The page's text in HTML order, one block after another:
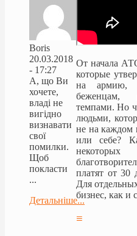
От начала
которые
на армию,
беженцам,
темпами. Но
людьми,
не на каждом
или себе?
платят от 30
Для
бизнес, как и
≡
Boris
20.03.2018
- 17:27
А, що Ви
хочете,
владі не
вигідно
визнавати
свої
помилки.
Щоб
покласти
...
Детальніше...